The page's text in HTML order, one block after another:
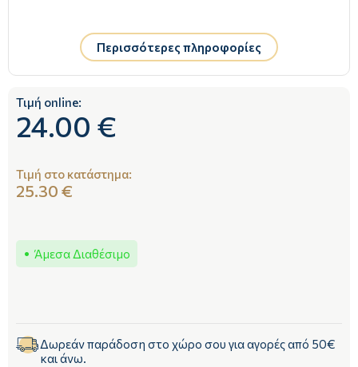
Περισσότερες πληροφορίες
Τιμή online:
24.00 €
Τιμή στο κατάστημα:
25.30 €
Άμεσα Διαθέσιμο
Δωρεάν παράδοση στο χώρο σου για αγορές από 50€
και άνω.